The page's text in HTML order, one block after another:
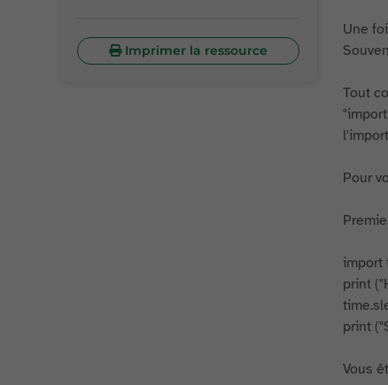
Imprimer la ressource
Une
Tout
Pour
import
print
print
Vous